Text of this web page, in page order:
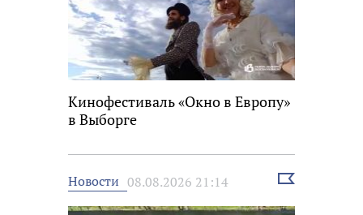
Кинофестиваль «Окно в Европу»
в Выборге
Новости 08.08.2026 21:14
Выбрать